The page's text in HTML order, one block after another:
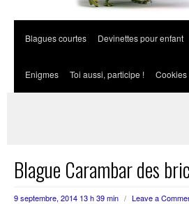
Blagues courtes Devinettes pour enfant
Enigmes Toi aussi, participe ! Cookies
Blague Carambar des
9 septembre, 2014 13 h 39 min / Leave a